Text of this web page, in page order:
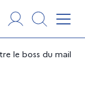
le boss du mail